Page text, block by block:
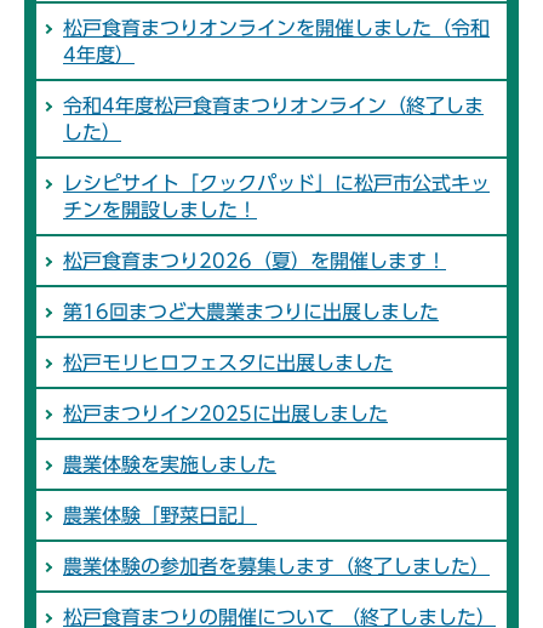
松戸食育まつりオンラインを開催しました（令和
4年度）
令和4年度松戸食育まつりオンライン（終了しま
した）
レシピサイト「クックパッド」に松戸市公式キッ
チンを開設しました！
松戸食育まつり2026（夏）を開催します！
第16回まつど大農業まつりに出展しました
松戸モリヒロフェスタに出展しました
松戸まつりイン2025に出展しました
農業体験を実施しました
農業体験「野菜日記」
農業体験の参加者を募集します（終了しました）
松戸食育まつりの開催について （終了しました）